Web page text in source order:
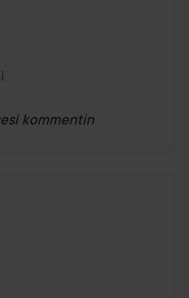
kommentin
sitten